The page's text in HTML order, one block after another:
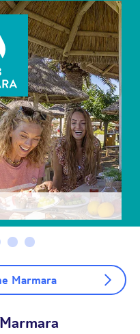
Marmara